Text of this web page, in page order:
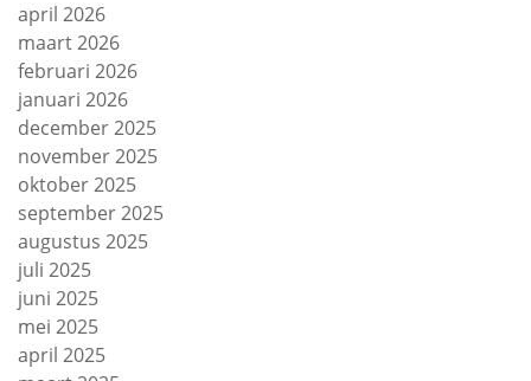
april 2026
maart 2026
februari 2026
januari 2026
december 2025
november 2025
oktober 2025
september 2025
augustus 2025
juli 2025
juni 2025
mei 2025
april 2025